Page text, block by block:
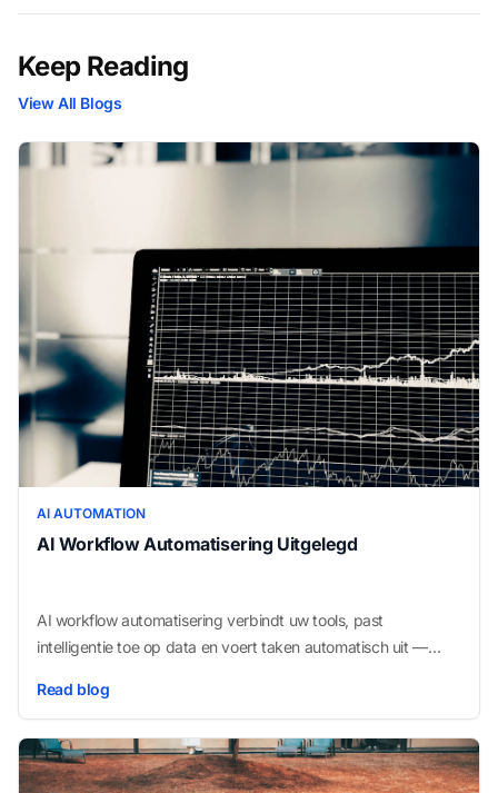
Keep Reading
View All Blogs
AI AUTOMATION
AI Workflow Automatisering Uitgelegd
AI workflow automatisering verbindt uw tools, past
intelligentie toe op data en voert taken automatisch uit —
en waarom kleine bedrijven het snel omarmen.
Read blog